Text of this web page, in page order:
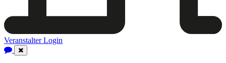
Veranstalter Login
Close
Navigation